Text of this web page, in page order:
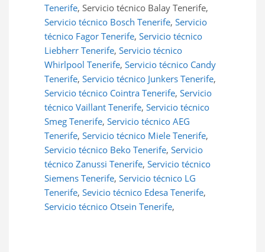
Tenerife, Servicio técnico Balay Tenerife,
Servicio técnico Bosch Tenerife, Servicio
técnico Fagor Tenerife, Servicio técnico
Liebherr Tenerife, Servicio técnico
Whirlpool Tenerife, Servicio técnico Candy
Tenerife, Servicio técnico Junkers Tenerife,
Servicio técnico Cointra Tenerife, Servicio
técnico Vaillant Tenerife, Servicio técnico
Smeg Tenerife, Servicio técnico AEG
Tenerife, Servicio técnico Miele Tenerife,
Servicio técnico Beko Tenerife, Servicio
técnico Zanussi Tenerife, Servicio técnico
Siemens Tenerife, Servicio técnico LG
Tenerife, Sevicio técnico Edesa Tenerife,
Servicio técnico Otsein Tenerife,